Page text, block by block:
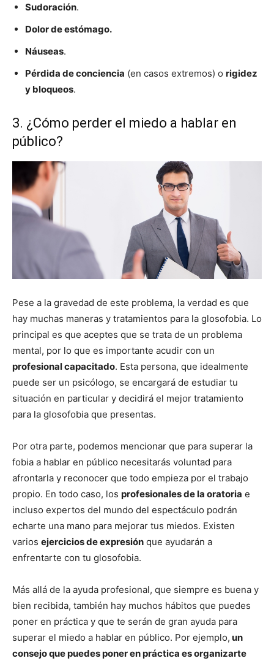
Sudoración.
Dolor de estómago.
Náuseas.
Pérdida de conciencia (en casos extremos) o rigidez
y bloqueos.
3. ¿Cómo perder el miedo a hablar en
público?
Pese a la gravedad de este problema, la verdad es que
hay muchas maneras y tratamientos para la glosofobia. Lo
principal es que aceptes que se trata de un problema
mental, por lo que es importante acudir con un
profesional capacitado. Esta persona, que idealmente
puede ser un psicólogo, se encargará de estudiar tu
situación en particular y decidirá el mejor tratamiento
para la glosofobia que presentas.
Por otra parte, podemos mencionar que para superar la
fobia a hablar en público necesitarás voluntad para
afrontarla y reconocer que todo empieza por el trabajo
propio. En todo caso, los profesionales de la oratoria e
incluso expertos del mundo del espectáculo podrán
echarte una mano para mejorar tus miedos. Existen
varios ejercicios de expresión que ayudarán a
enfrentarte con tu glosofobia.
Más allá de la ayuda profesional, que siempre es buena y
bien recibida, también hay muchos hábitos que puedes
poner en práctica y que te serán de gran ayuda para
superar el miedo a hablar en público. Por ejemplo, un
consejo que puedes poner en práctica es organizarte